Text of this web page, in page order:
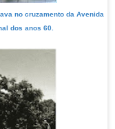
no cruzamento da Avenida
dos anos 60.